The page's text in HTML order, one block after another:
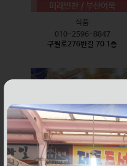
미래반찬 / 부산어묵
식품
010-2596-8847
구월로276번길 70 1층
웰빙즉석손두부